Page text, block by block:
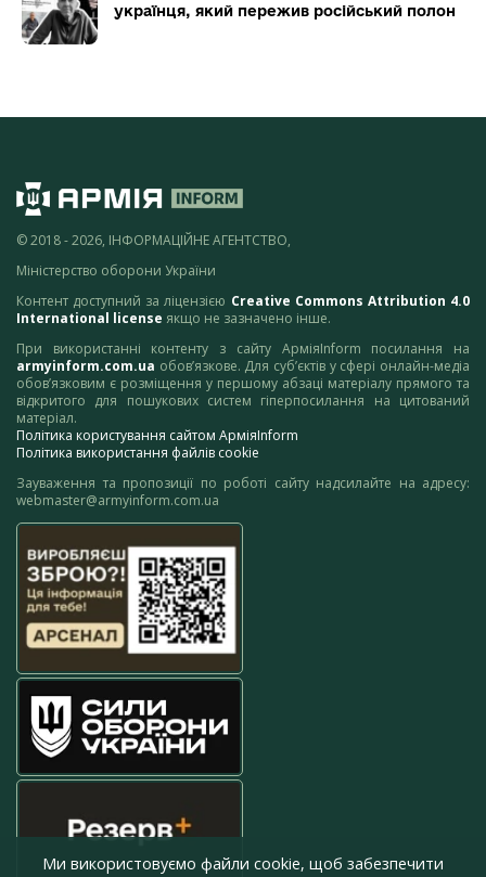
українця, який пережив російський полон
© 2018 - 2026, ІНФОРМАЦІЙНЕ АГЕНТСТВО,
Міністерство оборони України
Контент доступний за ліцензією Creative Commons Attribution 4.0
International license якщо не зазначено інше.
При використанні контенту з сайту АрміяInform посилання на
armyinform.com.ua обов’язкове. Для суб’єктів у сфері онлайн-медіа
обов’язковим є розміщення у першому абзаці матеріалу прямого та
відкритого для пошукових систем гіперпосилання на цитований
матеріал.
Політика користування сайтом АрміяInform
Політика використання файлів cookie
Зауваження та пропозиції по роботі сайту надсилайте на адресу:
webmaster@armyinform.com.ua
Ми використовуємо файли cookie, щоб забезпечити